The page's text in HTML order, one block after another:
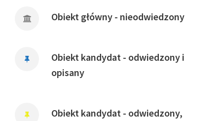
Obiekt główny - nieodwiedzony
Obiekt kandydat - odwiedzony i
opisany
Obiekt kandydat - odwiedzony,